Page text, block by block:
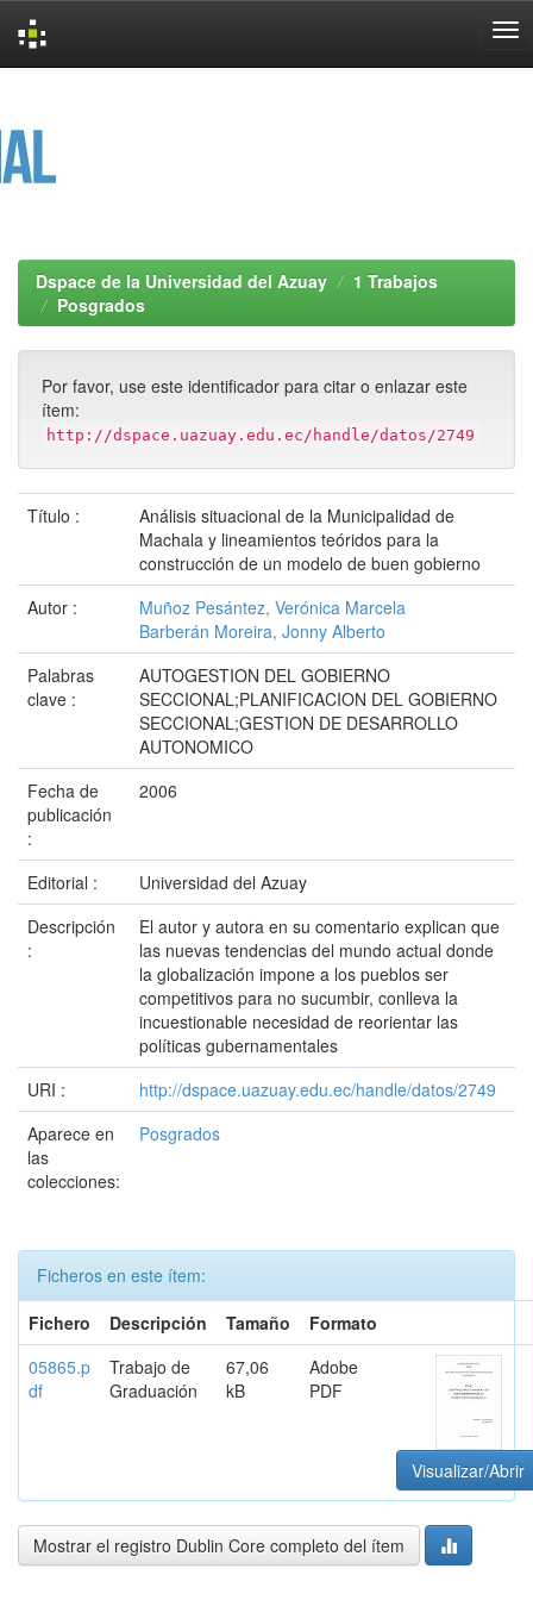
Dspace de la Universidad del Azuay
1 Trabajos
Posgrados
Por favor, use este identificador para citar o enlazar este
ítem:
http://dspace.uazuay.edu.ec/handle/datos/2749
Título :
Análisis situacional de la Municipalidad de
Machala y lineamientos teóridos para la
construcción de un modelo de buen gobierno
Autor :
Muñoz Pesántez, Verónica Marcela
Barberán Moreira, Jonny Alberto
Palabras
clave :
AUTOGESTION DEL GOBIERNO
SECCIONAL;PLANIFICACION DEL GOBIERNO
SECCIONAL;GESTION DE DESARROLLO
AUTONOMICO
Fecha de
publicación
:
2006
Editorial :
Universidad del Azuay
Descripción
:
El autor y autora en su comentario explican que
las nuevas tendencias del mundo actual donde
la globalización impone a los pueblos ser
competitivos para no sucumbir, conlleva la
incuestionable necesidad de reorientar las
políticas gubernamentales
URI :
http://dspace.uazuay.edu.ec/handle/datos/2749
Aparece en
las
colecciones:
Posgrados
Ficheros en este ítem:
Fichero
Descripción Tamaño
Formato
05865.p
df
Trabajo de
Graduación
67,06
kB
Adobe
PDF
Visualizar/Abrir
Mostrar el registro Dublin Core completo del ítem